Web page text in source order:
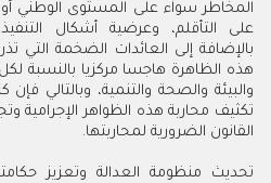
المخاطر سواء على المستوى الوطني
على التأقلم، وعرضية أشكال
بالإضافة إلى العائدات الضخمة التي
هذه الظاهرة هاجسا مركزيا بالنسبة
والبيئة والصحة والتنمية، وبالتالي
تكثيف محاربة هذه الظواهر الإجرامية
القانون الضرورية لمحاربتها.
تحديث منظومة العدالة وتعزيز